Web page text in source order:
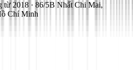
từ 2018 · 86/5B Nhất Chi Mai,
Chí Minh